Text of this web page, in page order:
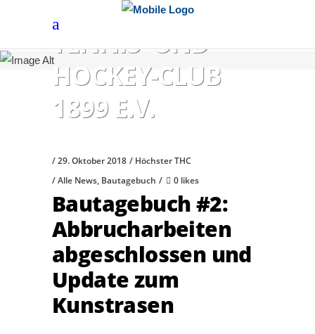
HÖCHSTER
TENNIS- UND
HOCKEY-CLUB
1899 E.V.
29. Oktober 2018
Höchster THC
Alle News, Bautagebuch 0 likes
Bautagebuch #2:
Abbrucharbeiten
abgeschlossen und
Update zum
Kunstrasen